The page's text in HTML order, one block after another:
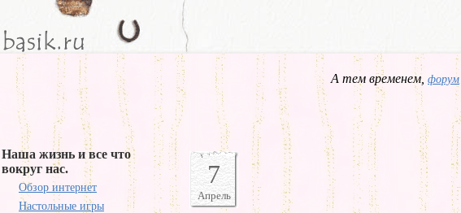
А тем временем, форум
Наша жизнь и все что
вокруг нас.
Обзор интернет
Настольные игры
7
Апрель